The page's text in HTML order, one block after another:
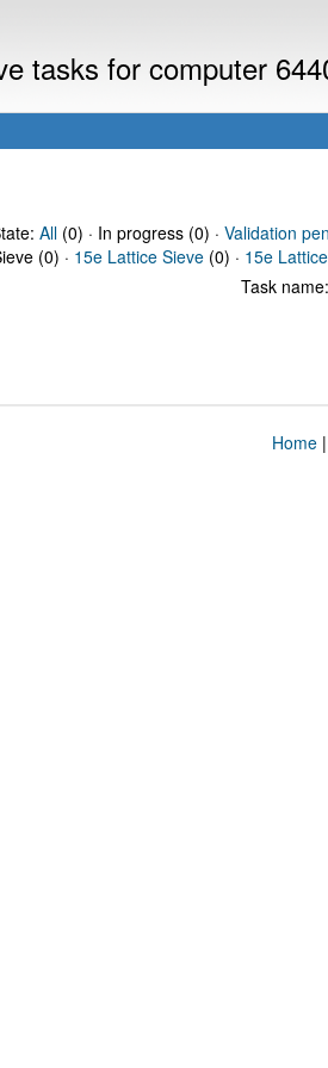
tasks for computer
All(0) · In progress (0) · Validation
(0) · 15e Lattice Sieve (0) · 15e
Task name:
Home|